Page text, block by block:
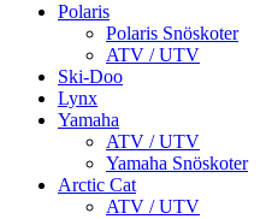
Polaris
Polaris Snöskoter
ATV / UTV
Ski-Doo
Lynx
Yamaha
ATV / UTV
Yamaha Snöskoter
Arctic Cat
ATV / UTV